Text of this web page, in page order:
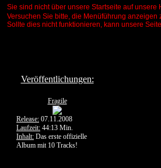
Sie sind nicht über unsere Startseite auf
Versuchen Sie bitte, die Menüführung anzeigen
Sollte dies nicht funktionieren, kann unsere
Veröffentlichungen:
Fragile
Release: 07.11.2008
Laufzeit: 44:13 Min.
Inhalt: Das erste offizielle
Album mit 10 Tracks!